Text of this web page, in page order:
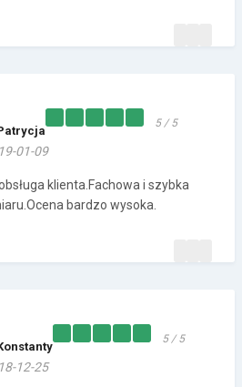
5 / 5
01-09
klienta.Fachowa i szybka
bardzo wysoka.
5 / 5
12-25